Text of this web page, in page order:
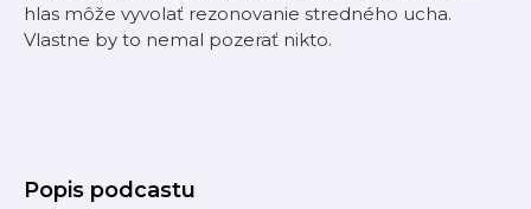
hlas môže vyvolať rezonovanie stredného ucha.
Vlastne by to nemal pozerať nikto.
Popis podcastu